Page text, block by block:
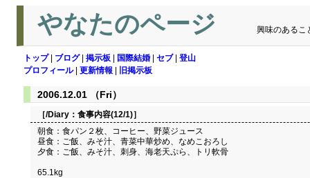
やなたのページ 興味のあるこ
トップ| ブログ| 掲示板 国際結婚 セブ| 登山
プロフィール| 更新情報 旧掲示板
2006.12.01 （Fri）
［/Diary： 食事内容(12/1)］
朝食：食パン２枚、コーヒー、野菜ジュース
昼食：ご飯、みそ汁、青菜中華炒め、なめこおろし
夕食：ご飯、みそ汁、刺身、海老天ぷら、トリ軟骨
65.1kg